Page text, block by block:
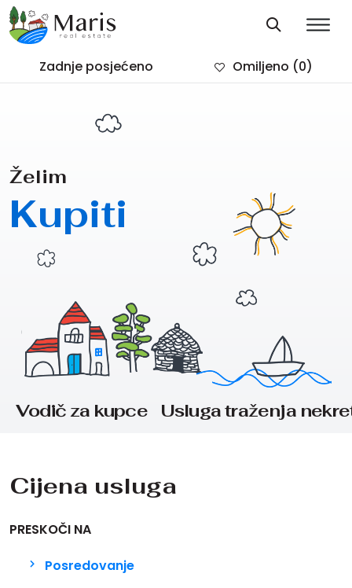
Zadnje posjećeno Omiljeno (0)
Želim
Kupiti
Vodič za kupce Usluga traženja
Cijena usluga
PRESKOČI NA
Posredovanje